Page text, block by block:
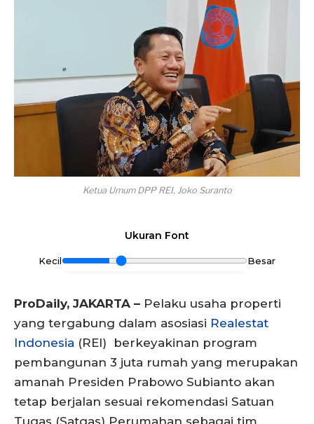
Ketua Umum DPP REI, Joko Suranto
Ukuran Font
Kecil Besar
ProDaily, JAKARTA – Pelaku usaha properti
yang tergabung dalam asosiasi Realestat
Indonesia (REI) berkeyakinan program
pembangunan 3 juta rumah yang merupakan
amanah Presiden Prabowo Subianto akan
tetap berjalan sesuai rekomendasi Satuan